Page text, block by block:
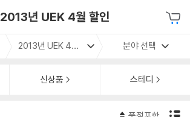
2013년 UEK 4월 할인
2013년 UEK 4월 할인 분야 선택
신상품 스테디